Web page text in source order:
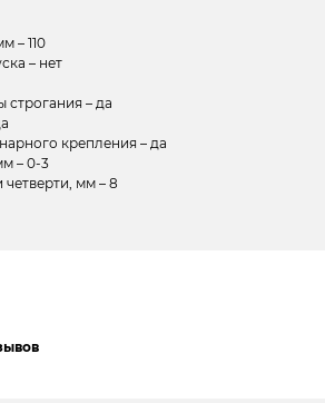
– 110
– нет
строгания – да
крепления – да
– 0-3
мм – 8